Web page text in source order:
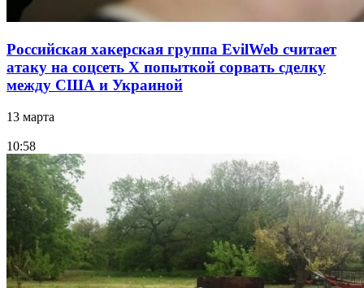
Российская хакерская группа EvilWeb считает
атаку на соцсеть Х попыткой сорвать сделку
между США и Украиной
13 марта
10:58